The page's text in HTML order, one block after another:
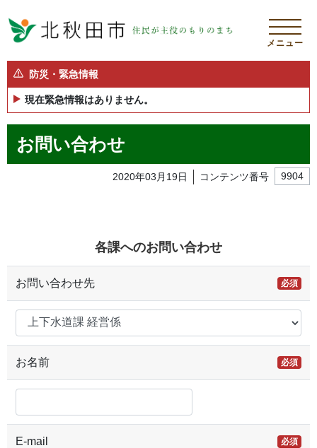
メニュー
防災・緊急情報
現在緊急情報はありません。
お問い合わせ
2020年03月19日 コンテンツ番号 9904
各課へのお問い合わせ
お問い合わせ先 必須
お名前 必須
E-mail 必須